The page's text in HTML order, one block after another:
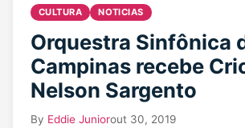
CULTURA NOTICIAS
Orquestra Sinfônica
Campinas recebe
Nelson Sargento
By Eddie Juniorout 30, 2019